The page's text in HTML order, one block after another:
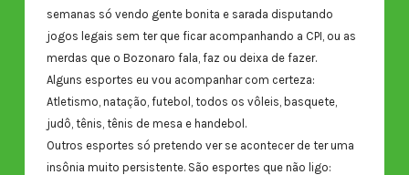
semanas só vendo gente bonita e sarada disputando
jogos legais sem ter que ficar acompanhando a CPI, ou as
merdas que o Bozonaro fala, faz ou deixa de fazer.
Alguns esportes eu vou acompanhar com certeza:
Atletismo, natação, futebol, todos os vôleis, basquete,
judô, tênis, tênis de mesa e handebol.
Outros esportes só pretendo ver se acontecer de ter uma
insônia muito persistente. São esportes que não ligo: